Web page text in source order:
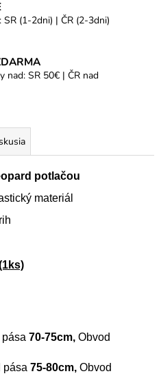
SR (1-2dni) | ČR (2-3dni)
nad: SR 50€ | ČR nad
potlačou
materiál
70-75cm, Obvod
pása 75-80cm, Obvod